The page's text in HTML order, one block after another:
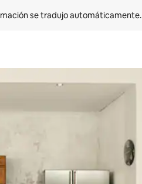
se tradujo automáticamente.